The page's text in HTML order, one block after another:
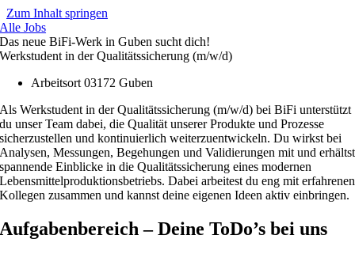
Zum Inhalt springen
Alle Jobs
Das neue BiFi-Werk in Guben sucht dich!
Werkstudent in der Qualitätssicherung (m/w/d)
Arbeitsort 03172 Guben
Als Werkstudent in der Qualitätssicherung (m/w/d) bei BiFi unterstützt
du unser Team dabei, die Qualität unserer Produkte und Prozesse
sicherzustellen und kontinuierlich weiterzuentwickeln. Du wirkst bei
Analysen, Messungen, Begehungen und Validierungen mit und erhältst
spannende Einblicke in die Qualitätssicherung eines modernen
Lebensmittelproduktionsbetriebs. Dabei arbeitest du eng mit erfahrenen
Kollegen zusammen und kannst deine eigenen Ideen aktiv einbringen.
Aufgabenbereich – Deine ToDo’s bei uns